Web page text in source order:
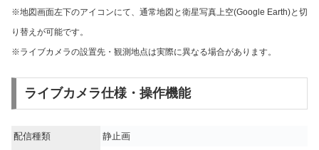
※地図画面左下のアイコンにて、通常地図と衛星写真上空(Google Earth)と切
り替えが可能です。
※ライブカメラの設置先・観測地点は実際に異なる場合があります。
ライブカメラ仕様・操作機能
配信種類
静止画